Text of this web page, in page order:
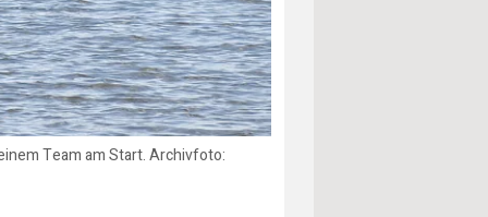
Team am Start. Archivfoto: